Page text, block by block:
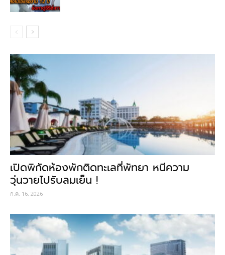
เปิดพิกัดห้องพักติดทะเลที่พัทยา หนีความ
วุ่นวายไปรับลมเย็น !
ก.ค. 16, 2026